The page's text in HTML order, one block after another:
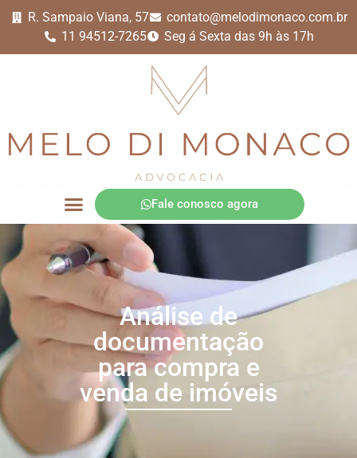
R. Sampaio Viana, 57
contato@melodimonaco.com.br
11 94512-7265
Seg á Sexta das 9h às 17h
Fale conosco agora
Análise de
documentação
para compra e
venda de imóveis